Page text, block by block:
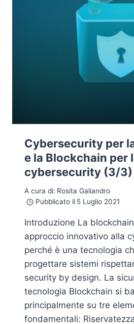
Cybersecurity per
e la Blockchain per
cybersecurity (3/3)
A cura di: Rosita Galiandro
Pubblicato il 5 Luglio 2021
Introduzione La
approccio innovativo alla
perché è una tecnologia
progettare sistemi
security by design. La
tecnologia Blockchain si
principalmente su tre
fondamentali: